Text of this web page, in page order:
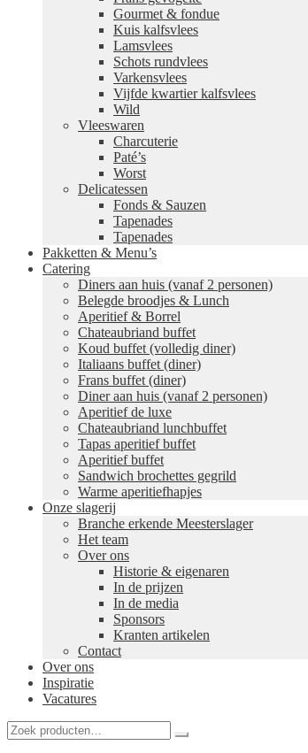
Gourmet & fondue
Kuis kalfsvlees
Lamsvlees
Schots rundvlees
Varkensvlees
Vijfde kwartier kalfsvlees
Wild
Vleeswaren
Charcuterie
Paté’s
Worst
Delicatessen
Fonds & Sauzen
Tapenades
Tapenades
Pakketten & Menu’s
Catering
Diners aan huis (vanaf 2 personen)
Belegde broodjes & Lunch
Aperitief & Borrel
Chateaubriand buffet
Koud buffet (volledig diner)
Italiaans buffet (diner)
Frans buffet (diner)
Diner aan huis (vanaf 2 personen)
Aperitief de luxe
Chateaubriand lunchbuffet
Tapas aperitief buffet
Aperitief buffet
Sandwich brochettes gegrild
Warme aperitiefhapjes
Onze slagerij
Branche erkende Meesterslager
Het team
Over ons
Historie & eigenaren
In de prijzen
In de media
Sponsors
Kranten artikelen
Contact
Over ons
Inspiratie
Vacatures